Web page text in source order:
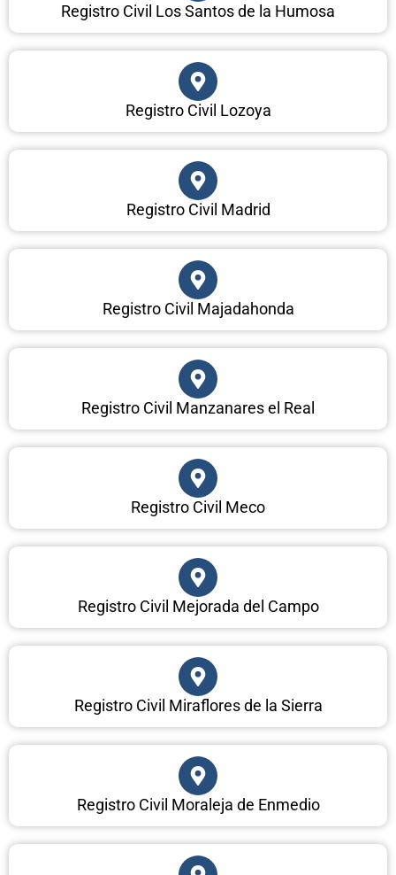
Registro Civil Los Santos de la Humosa
Registro Civil Lozoya
Registro Civil Madrid
Registro Civil Majadahonda
Registro Civil Manzanares el Real
Registro Civil Meco
Registro Civil Mejorada del Campo
Registro Civil Miraflores de la Sierra
Registro Civil Moraleja de Enmedio